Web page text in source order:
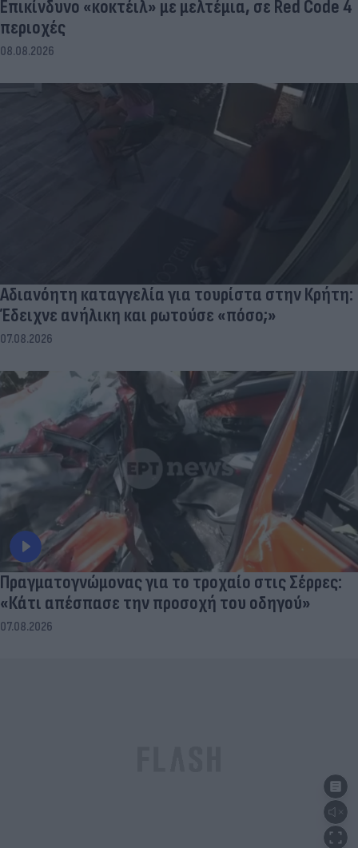
Επικίνδυνο «κοκτέιλ» με μελτέμια, σε Red Code 4
περιοχές
08.08.2026
Αδιανόητη καταγγελία για τουρίστα στην Κρήτη:
Έδειχνε ανήλικη και ρωτούσε «πόσο;»
07.08.2026
Πραγματογνώμονας για το τροχαίο στις Σέρρες:
«Κάτι απέσπασε την προσοχή του οδηγού»
07.08.2026